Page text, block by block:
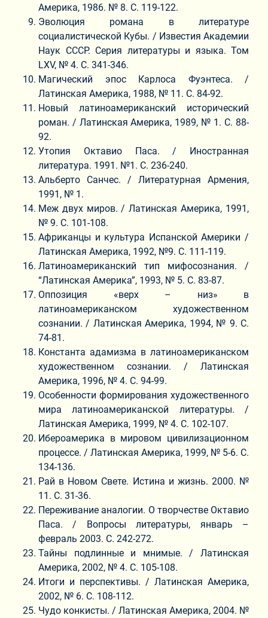
Америка, 1986. № 8. C. 119-122.
Эволюция романа в литературе
социалистической Кубы. / Известия Академии
Наук СССР. Серия литературы и языка. Том
LXV, № 4. C. 341-346.
Магический эпос Карлоса Фуэнтеса. /
Латинская Америка, 1988, № 11. C. 84-92.
Новый латиноамериканский исторический
роман. / Латинская Америка, 1989, № 1. C. 88-
92.
Утопия Октавио Паса. / Иностранная
литература. 1991. №1. C. 236-240.
Альберто Санчес. / Литературная Армения,
1991, № 1.
Меж двух миров. / Латинская Америка, 1991,
№ 9. C. 101-108.
Африканцы и культура Испанской Америки /
Латинская Америка, 1992, №9. C. 111-119.
Латиноамериканский тип мифосознания. /
“Латинская Америка”, 1993, № 5. C. 83-87.
Оппозиция «верх – низ» в
латиноамериканском художественном
сознании. / Латинская Америка, 1994, № 9. C.
74-81.
Константа адамизма в латиноамериканском
художественном сознании. / Латинская
Америка, 1996, № 4. C. 94-99.
Особенности формирования художественного
мира латиноамериканской литературы. /
Латинская Америка, 1999, № 4. C. 102-107.
Ибероамерика в мировом цивилизационном
процессе. / Латинская Америка, 1999, № 5-6. C.
134-136.
Рай в Новом Свете. Истина и жизнь. 2000. №
11. С. 31-36.
Переживание аналогии. О творчестве Октавио
Паса. / Вопросы литературы, январь –
февраль 2003. C. 242-272.
Тайны подлинные и мнимые. / Латинская
Америка, 2002, № 4. С. 105-108.
Итоги и перспективы. / Латинская Америка,
2002, № 6. С. 108-112.
Чудо конкисты. / Латинская Америка, 2004. №